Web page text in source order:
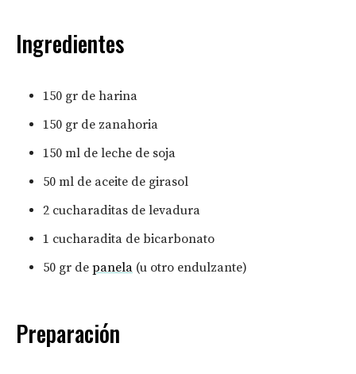
Ingredientes
150 gr de harina
150 gr de zanahoria
150 ml de leche de soja
50 ml de aceite de girasol
2 cucharaditas de levadura
1 cucharadita de bicarbonato
50 gr de panela (u otro endulzante)
Preparación